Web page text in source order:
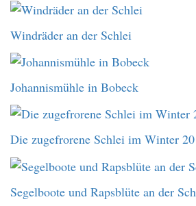
Windräder an der Schlei
Johannismühle in Bobeck
Die zugefrorene Schlei im Winter
Segelboote und Rapsblüte an der